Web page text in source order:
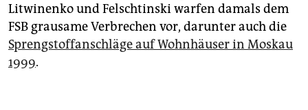
Litwinenko und Felschtinski warfen damals dem
FSB grausame Verbrechen vor, darunter auch die
Sprengstoffanschläge auf Wohnhäuser in Moskau
1999.